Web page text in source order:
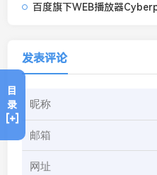
百度旗下WEB播放器
发表评论
目
录
[+]